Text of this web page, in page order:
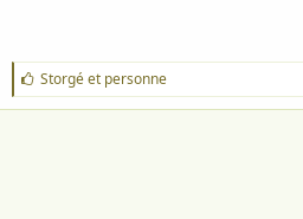
Ça vous peint des
ciel de
J
'
a
Storgéet personne